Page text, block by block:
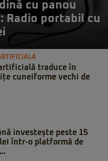
cu panou
Radio portabil cu
traduce în
cuneiforme vechi de
investește peste 15
într-o platformă de